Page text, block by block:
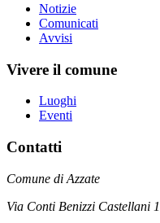
Notizie
Comunicati
Avvisi
Vivere il comune
Luoghi
Eventi
Contatti
Comune di Azzate
Via Conti Benizzi Castellani